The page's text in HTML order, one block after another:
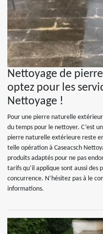
Nettoyage de
optez pour les
Nettoyage !
Pour une pierre naturelle
du temps pour le nettoyer. C’est
pierre naturelle extérieure reste
telle opération à Caseacsch
produits adaptés pour ne pas
tarifs qu’il applique sont aussi
concurrence. N’hésitez pas à le
informations.